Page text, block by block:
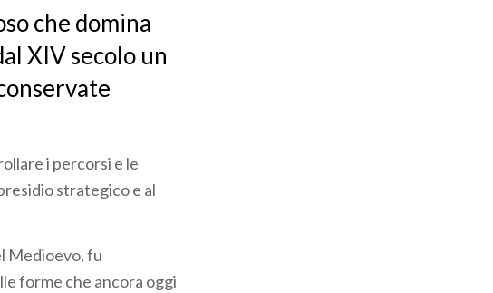
che domina
XIV secolo un
i percorsi e le
strategico e al
Medioevo, fu
forme che ancora oggi